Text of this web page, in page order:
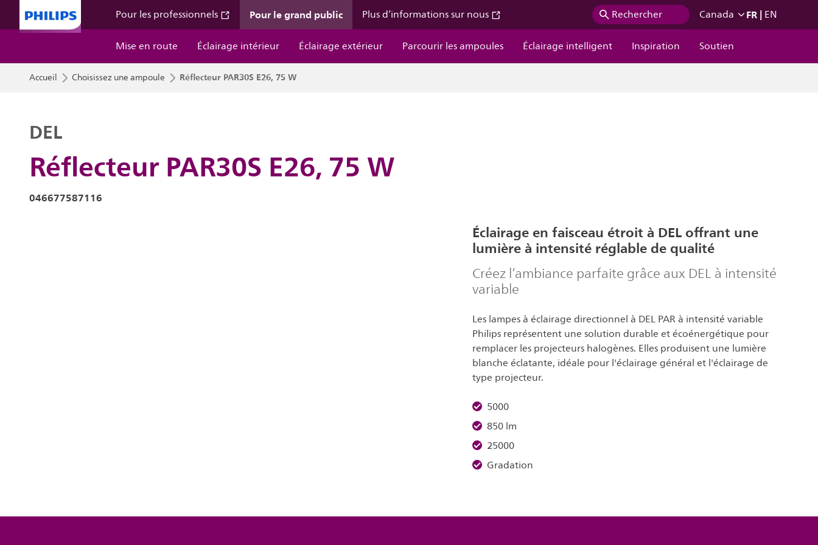
Pour les professionnels Pour le grand public Plus d’informations sur nous Rechercher Canada FR| EN
Mise en route
Éclairage intérieur Éclairage extérieur Parcourir les ampoules Éclairage intelligent Inspiration Soutien
Accueil Choisissez une ampoule Réflecteur PAR30S E26, 75 W
Réflecteur PAR30S E26, 75 W
DEL
046677587116
Éclairage en faisceau étroit à DEL offrant une
lumière à intensité réglable de qualité
Créez l’ambiance parfaite grâce aux DEL à intensité
variable
Les lampes à éclairage directionnel à DEL PAR à intensité variable
Philips représentent une solution durable et écoénergétique pour
remplacer les projecteurs halogènes. Elles produisent une lumière
blanche éclatante, idéale pour l'éclairage général et l'éclairage de
type projecteur.
5000
850 lm
25000
Gradation